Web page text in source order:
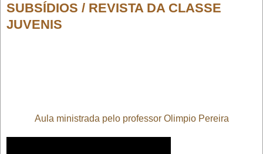
SUBSÍDIOS / REVISTA DA CLASSE
JUVENIS
Aula ministrada pelo professor Olimpio Pereira